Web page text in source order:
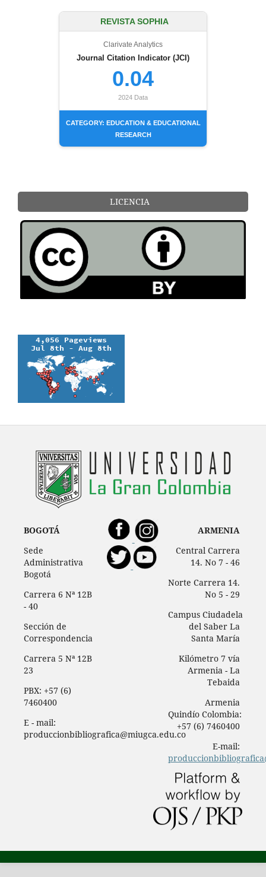
REVISTA SOPHIA
Clarivate Analytics
Journal Citation Indicator (JCI)
0.04
2024 Data
CATEGORY: EDUCATION & EDUCATIONAL
RESEARCH
LICENCIA
BOGOTÁ
Sede
Administrativa
Bogotá
Carrera 6 Nª 12B
- 40
Sección de
Correspondencia
Carrera 5 Nª 12B
23
PBX: +57 (6)
7460400
E - mail:
produccionbibliografica@miugca.edu.co
ARMENIA
Central Carrera
14. No 7 - 46
Norte Carrera 14.
No 5 - 29
Campus Ciudadela
del Saber La
Santa María
Kilómetro 7 vía
Armenia - La
Tebaida
Armenia
Quindío Colombia:
+57 (6) 7460400
E-mail: